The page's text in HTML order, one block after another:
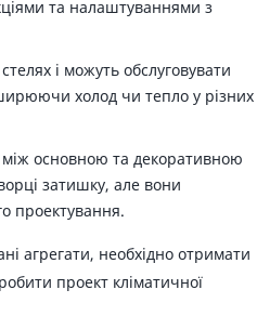
та налаштуваннями з
і можуть обслуговувати
холод чи тепло у різних
основною та декоративною
затишку, але вони
проектування.
агрегати, необхідно отримати
проект кліматичної